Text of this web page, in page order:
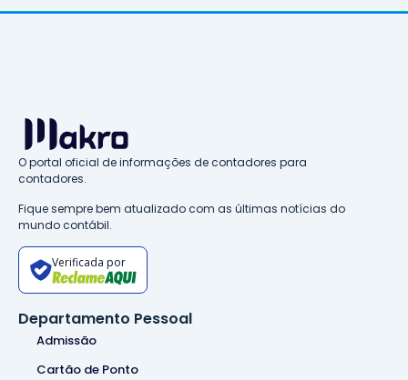
O portal oficial de informações de contadores para
contadores.
Fique sempre bem atualizado com as últimas notícias do
mundo contábil.
Verificada por
Departamento Pessoal
Admissão
Cartão de Ponto